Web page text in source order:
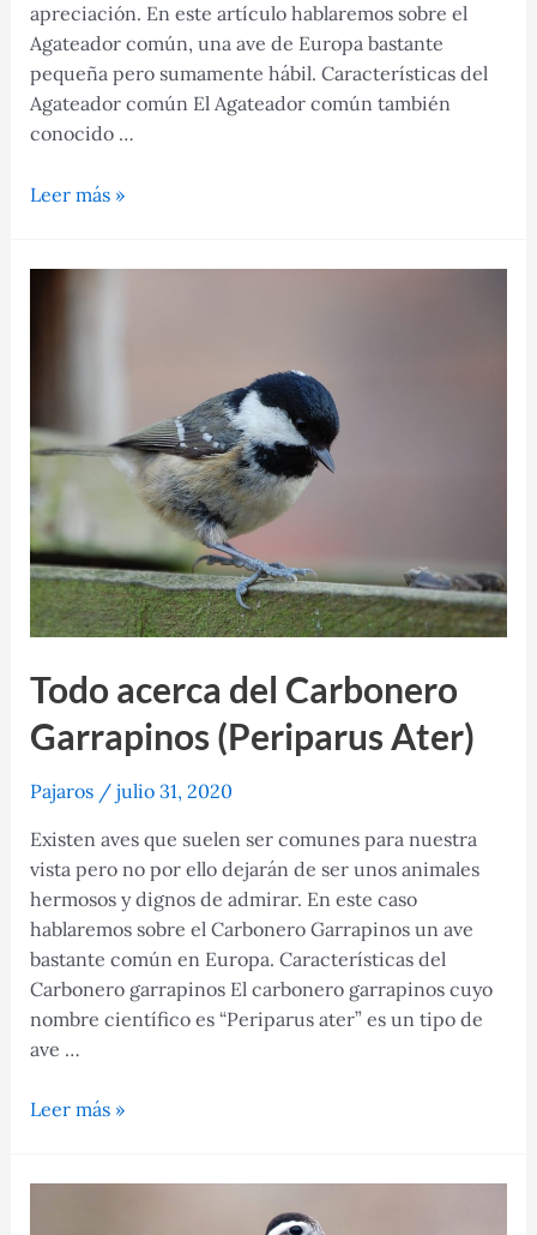
apreciación. En este artículo hablaremos sobre el
Agateador común, una ave de Europa bastante
pequeña pero sumamente hábil. Características del
Agateador común El Agateador común también
conocido …
Agateador
Leer más »
Todo acerca del Carbonero
Garrapinos (Periparus Ater)
Pajaros/ julio 31, 2020
Existen aves que suelen ser comunes para nuestra
vista pero no por ello dejarán de ser unos animales
hermosos y dignos de admirar. En este caso
hablaremos sobre el Carbonero Garrapinos un ave
bastante común en Europa. Características del
Carbonero garrapinos El carbonero garrapinos cuyo
nombre científico es “Periparus ater”​ es un tipo de
ave …
Todo
Leer más »